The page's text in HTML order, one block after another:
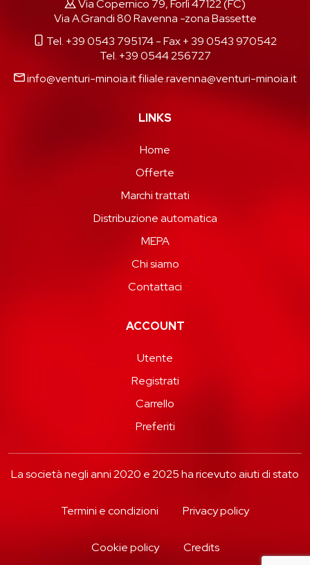
Via Copernico 79, Forlì 47122 (FC)
Via A.Grandi 80 Ravenna -zona Bassette
Tel. +39 0543 795174- Fax + 39 0543 970542
Tel. +39 0544 256727
info@venturi-minoia.itfiliale.ravenna@venturi-minoia.it
LINKS
Home
Offerte
Marchi trattati
Distribuzione automatica
MEPA
Chi siamo
Contattaci
ACCOUNT
Utente
Registrati
Carrello
Preferiti
La società negli anni 2020 e 2025 ha ricevuto aiuti di stato
Termini e condizioni Privacy policy
Cookie policy Credits